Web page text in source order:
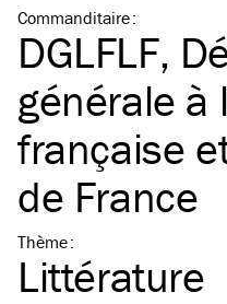
Commanditaire:
DGLFLF,
générale à
française
de France
Thème:
Littérature